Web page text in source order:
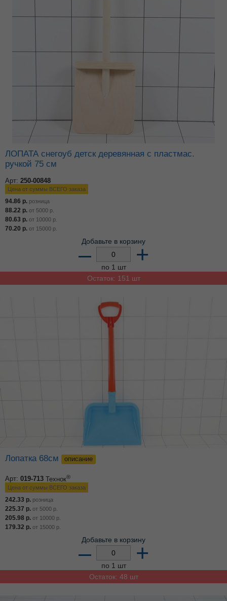
ЛОПАТА снегоуб детск деревянная с пластмас.
ручкой 75 см
Арт: 250-00848
Цена от суммы ВСЕГО заказа
94.86 р. розница
88.22 р. от 5000 р.
80.63 р. от 10000 р.
70.20 р. от 15000 р.
Добавьте в корзину
– +
по 1 шт
Остаток: 151 шт
Лопатка 68см описание
Арт: 019-713 Технок®
Цена от суммы ВСЕГО заказа
242.33 р. розница
225.37 р. от 5000 р.
205.98 р. от 10000 р.
179.32 р. от 15000 р.
Добавьте в корзину
– +
по 1 шт
Остаток: 48 шт